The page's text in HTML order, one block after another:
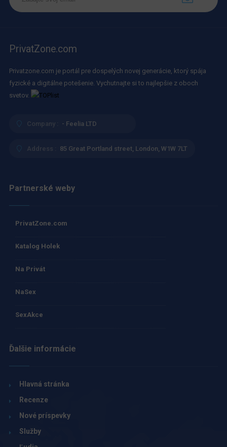
PrivatZone.com
Privatzone.com je portál pre dospelých novej generácie, ktorý spája
fyzické a digitálne potešenie. Vychutnajte si to najlepšie z oboch
svetov.
Company : - Feelia LTD
Address : 85 Great Portland street, London, W1W 7LT
Partnerské weby
PrivatZone.com
Katalog Holek
Na Privát
NaSex
SexAkce
Ďalšie informácie
Hlavná stránka
Recenze
Nové príspevky
Služby